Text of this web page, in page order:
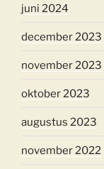
juni 2024
december 2023
november 2023
oktober 2023
augustus 2023
november 2022